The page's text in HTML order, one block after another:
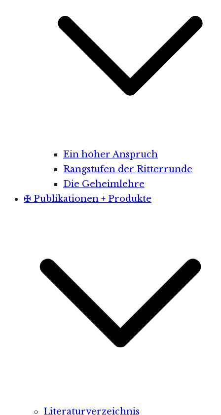
Ein hoher Anspruch
Rangstufen der Ritterrunde
Die Geheimlehre
✠ Publikationen + Produkte
Literaturverzeichnis